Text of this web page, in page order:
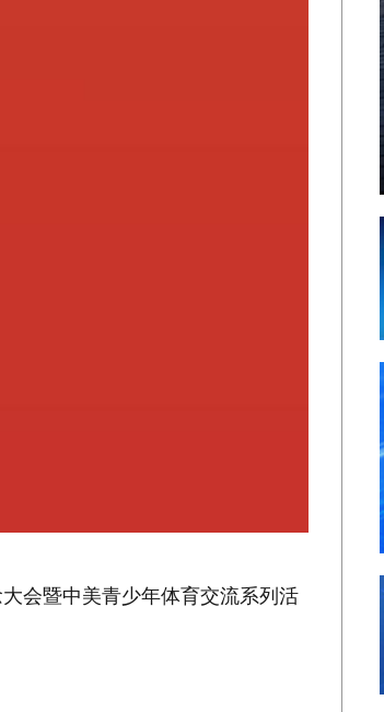
会暨中美青少年体育交流系列活